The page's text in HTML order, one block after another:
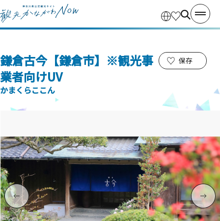
鎌倉古今【鎌倉市】※観光事
業者向けUV
かまくらここん
保存